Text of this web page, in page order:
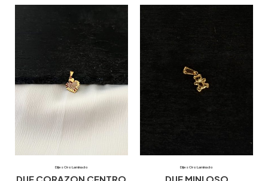
Dijes Oro Laminado Dijes Oro Laminado